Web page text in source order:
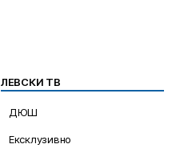
ЛЕВСКИ ТВ
ДЮШ
Ексклузивно